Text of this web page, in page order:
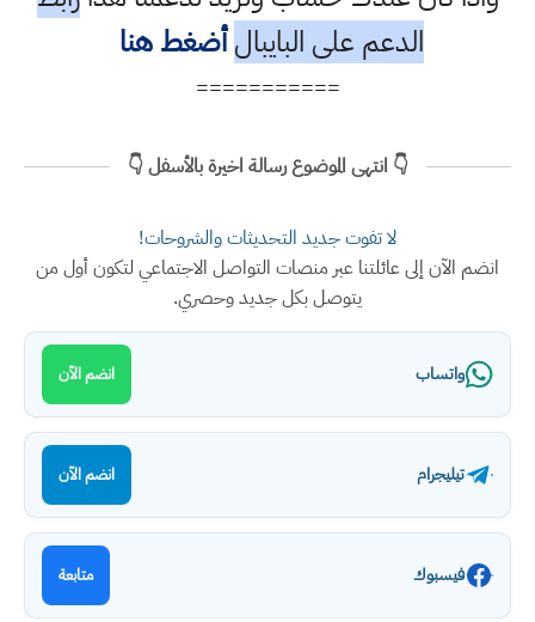
الدعم على البايبال أضغط هنا
===========
👇 انتهى الموضوع رسالة اخيرة بالأسفل 👇
لا تفوت جديد التحديثات والشروحات!
انضم الآن إلى عائلتنا عبر منصات التواصل الاجتماعي لتكون أول من
يتوصل بكل جديد وحصري.
واتساب انضم الآن
تيليجرام انضم الآن
فيسبوك متابعة